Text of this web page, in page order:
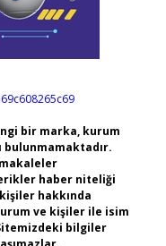
bir marka, kurum
bulunmamaktadır.
makaleler
haber niteliği
hakkında
ve kişiler ile isim
bilgiler